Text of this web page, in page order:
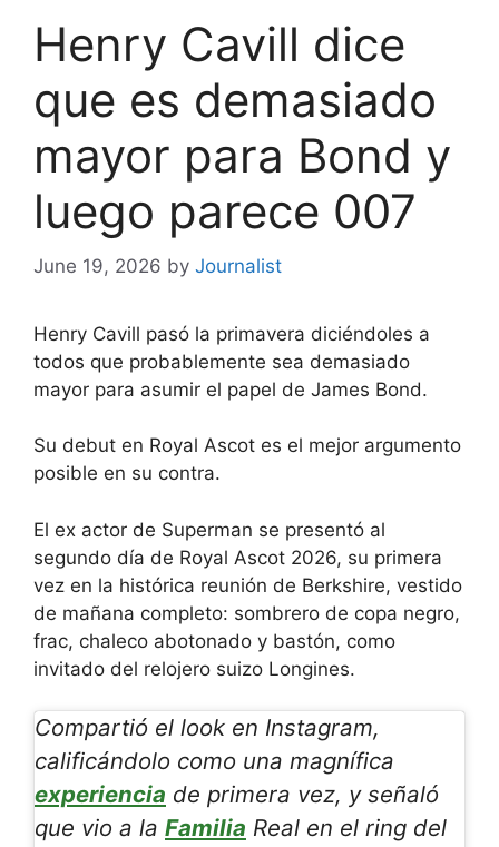
Henry Cavill dice
que es demasiado
mayor para Bond y
luego parece 007
June 19, 2026 by Journalist
Henry Cavill pasó la primavera diciéndoles a
todos que probablemente sea demasiado
mayor para asumir el papel de James Bond.
Su debut en Royal Ascot es el mejor argumento
posible en su contra.
El ex actor de Superman se presentó al
segundo día de Royal Ascot 2026, su primera
vez en la histórica reunión de Berkshire, vestido
de mañana completo: sombrero de copa negro,
frac, chaleco abotonado y bastón, como
invitado del relojero suizo Longines.
Compartió el look en Instagram,
calificándolo como una magnífica
experiencia de primera vez, y señaló
que vio a la Familia Real en el ring del